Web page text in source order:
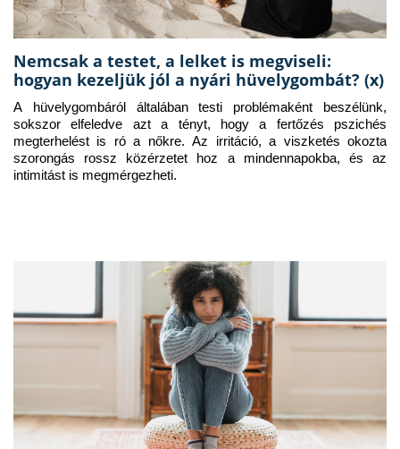
Nemcsak a testet, a lelket is megviseli:
hogyan kezeljük jól a nyári hüvelygombát? (x)
A hüvelygombáról általában testi problémaként beszélünk,
sokszor elfeledve azt a tényt, hogy a fertőzés pszichés
megterhelést is ró a nőkre. Az irritáció, a viszketés okozta
szorongás rossz közérzetet hoz a mindennapokba, és az
intimitást is megmérgezheti.